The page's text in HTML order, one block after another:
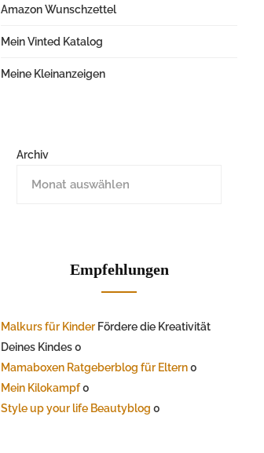
Amazon Wunschzettel
Mein Vinted Katalog
Meine Kleinanzeigen
Archiv
Empfehlungen
Malkurs für Kinder Fördere die Kreativität
Deines Kindes 0
Mamaboxen Ratgeberblog für Eltern0
Mein Kilokampf0
Style up your life Beautyblog 0